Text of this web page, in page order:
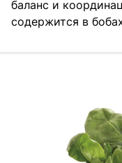
баланс и
содержится в